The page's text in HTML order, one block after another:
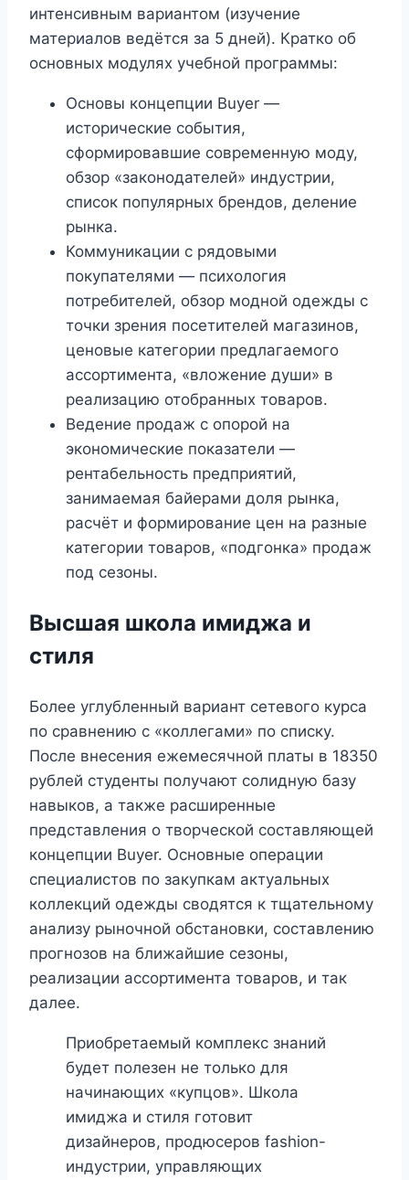
интенсивным вариантом (изучение
материалов ведётся за 5 дней). Кратко об
основных модулях учебной программы:
Основы концепции Buyer —
исторические события,
сформировавшие современную моду,
обзор «законодателей» индустрии,
список популярных брендов, деление
рынка.
Коммуникации с рядовыми
покупателями — психология
потребителей, обзор модной одежды с
точки зрения посетителей магазинов,
ценовые категории предлагаемого
ассортимента, «вложение души» в
реализацию отобранных товаров.
Ведение продаж с опорой на
экономические показатели —
рентабельность предприятий,
занимаемая байерами доля рынка,
расчёт и формирование цен на разные
категории товаров, «подгонка» продаж
под сезоны.
Высшая школа имиджа и
стиля
Более углубленный вариант сетевого курса
по сравнению с «коллегами» по списку.
После внесения ежемесячной платы в 18350
рублей студенты получают солидную базу
навыков, а также расширенные
представления о творческой составляющей
концепции Buyer. Основные операции
специалистов по закупкам актуальных
коллекций одежды сводятся к тщательному
анализу рыночной обстановки, составлению
прогнозов на ближайшие сезоны,
реализации ассортимента товаров, и так
далее.
Приобретаемый комплекс знаний
будет полезен не только для
начинающих «купцов». Школа
имиджа и стиля готовит
дизайнеров, продюсеров fashion-
индустрии, управляющих